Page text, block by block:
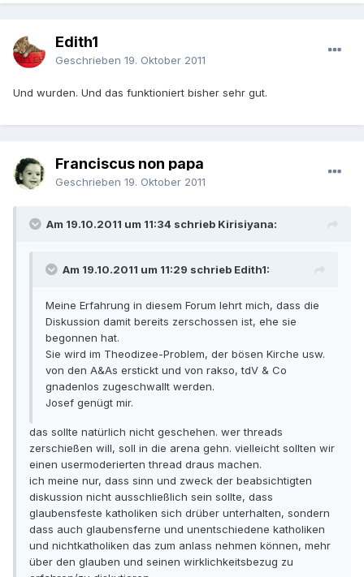
Edith1
Geschrieben 19. Oktober 2011
Und wurden. Und das funktioniert bisher sehr gut.
Franciscus non papa
Geschrieben 19. Oktober 2011
Am 19.10.2011 um 11:34 schrieb Kirisiyana:
Am 19.10.2011 um 11:29 schrieb Edith1:
Meine Erfahrung in diesem Forum lehrt mich, dass die
Diskussion damit bereits zerschossen ist, ehe sie
begonnen hat.
Sie wird im Theodizee-Problem, der bösen Kirche usw.
von den A&As erstickt und von rakso, tdV & Co
gnadenlos zugeschwallt werden.
Josef genügt mir.
das sollte natürlich nicht geschehen. wer threads
zerschießen will, soll in die arena gehn. vielleicht sollten wir
einen usermoderierten thread draus machen.
ich meine nur, dass sinn und zweck der beabsichtigten
diskussion nicht ausschließlich sein sollte, dass
glaubensfeste katholiken sich drüber unterhalten, sondern
dass auch glaubensferne und unentschiedene katholiken
und nichtkatholiken das zum anlass nehmen können, mehr
über den glauben und seinen wirklichkeitsbezug zu